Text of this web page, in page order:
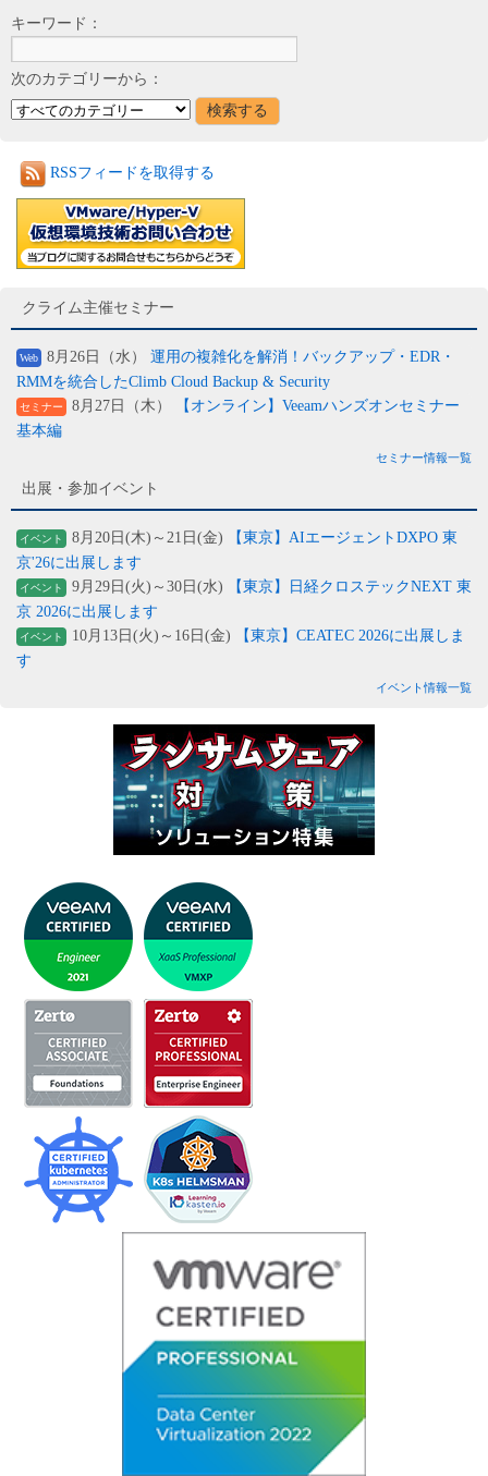
キーワード：
次のカテゴリーから：
RSSフィードを取得する
クライム主催セミナー
Web 8月26日（水） 運用の複雑化を解消！バックアップ・EDR・
RMMを統合したClimb Cloud Backup & Security
セミナー 8月27日（木）
【オンライン】Veeamハンズオンセミナー
基本編
セミナー情報一覧
出展・参加イベント
イベント 8月20日(木)～21日(金)
【東京】AIエージェントDXPO 東
京'26に出展します
イベント 9月29日(火)～30日(水)
【東京】日経クロステックNEXT 東
京 2026に出展します
イベント 10月13日(火)～16日(金)
【東京】CEATEC 2026に出展しま
す
イベント情報一覧